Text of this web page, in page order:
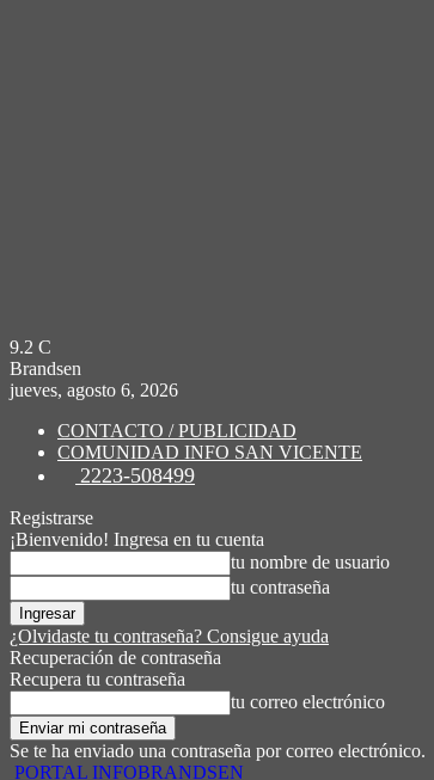
9.2 C
Brandsen
jueves, agosto 6, 2026
CONTACTO / PUBLICIDAD
COMUNIDAD INFO SAN VICENTE
2223-508499
Registrarse
¡Bienvenido! Ingresa en tu cuenta
tu nombre de usuario
tu contraseña
¿Olvidaste tu contraseña? Consigue ayuda
Recuperación de contraseña
Recupera tu contraseña
tu correo electrónico
Se te ha enviado una contraseña por correo electrónico.
PORTAL INFOBRANDSEN